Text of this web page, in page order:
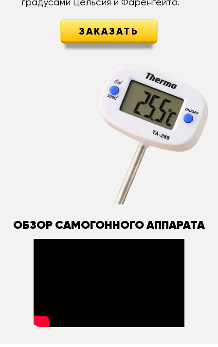
градусами Цельсия и Фаренгейта.
ЗАКАЗАТЬ
ОБЗОР САМОГОННОГО АППАРАТА